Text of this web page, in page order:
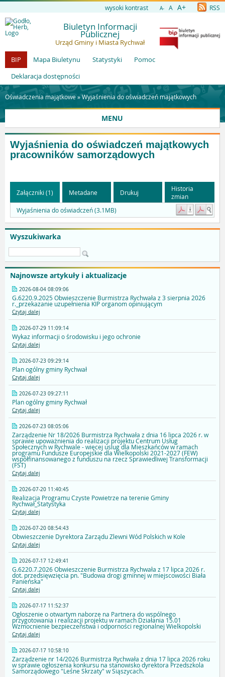
wysoki kontrast A- A A+ RSS
Biuletyn Informacji
Publicznej
Urząd Gminy i Miasta Rychwał
BIP
Mapa Biuletynu Statystyki
Pomoc
Deklaracja dostępności
Oświadczenia majątkowe »Wyjaśnienia do oświadczeń majątkowych
MENU
Wyszukiwarka
Najnowsze artykuły i aktualizacje
2026-08-04 08:09:06
G.6220.9.2025 Obwieszczenie Burmistrza Rychwała z 3 sierpnia 2026
r._przekazanie uzupełnienia KIP organom opiniującym
Czytaj dalej
2026-07-29 11:09:14
Wykaz informacji o środowisku i jego ochronie
Czytaj dalej
2026-07-23 09:29:14
Plan ogólny gminy Rychwał
Czytaj dalej
2026-07-23 09:27:11
Plan ogólny gminy Rychwał
Czytaj dalej
2026-07-23 08:05:06
Zarządzenie Nr 18/2026 Burmistrza Rychwała z dnia 16 lipca 2026 r. w
sprawie upoważnienia do realizacji projektu Centrum Usług
Społecznych w Rychwale - więcej uslug dla Mieszkańców w ramach
programu Fundusze Europejskie dla Wielkopolski 2021-2027 (FEW)
współfinansowanego z funduszu na rzecz Sprawiedliwej Transformacji
(FST)
Czytaj dalej
2026-07-20 11:40:45
Realizacja Programu Czyste Powietrze na terenie Gminy
Rychwał_Statystyka
Czytaj dalej
2026-07-20 08:54:43
Obwieszczenie Dyrektora Zarządu Zlewni Wód Polskich w Kole
Czytaj dalej
2026-07-17 12:49:41
G.6220.7.2026 Obwieszczenie Burmistrza Rychwała z 17 lipca 2026 r.
dot. przedsięwzięcia pn. "Budowa drogi gminnej w miejscowości Biała
Panieńska"
Czytaj dalej
2026-07-17 11:52:37
Ogłoszenie o otwartym naborze na Partnera do wspólnego
przygotowania i realizacji projektu w ramach Działania 15.01
Wzmocnienie bezpieczeństwa i odporności regionalnej Wielkopolski
Czytaj dalej
2026-07-17 10:58:10
Zarządzenie nr 14/2026 Burmistrza Rychwała z dnia 17 lipca 2026 roku
w sprawie ogłoszenia konkursu na stanowisko dyrektora Przedszkola
Samorządowego "Leśne Skrzaty" w Siąszycach.
Wyjaśnienia do oświadczeń majątkowych
pracowników samorządowych
Załączniki (1) Metadane Drukuj
Historia
zmian
Wyjaśnienia do oświadczeń (3.1MB)